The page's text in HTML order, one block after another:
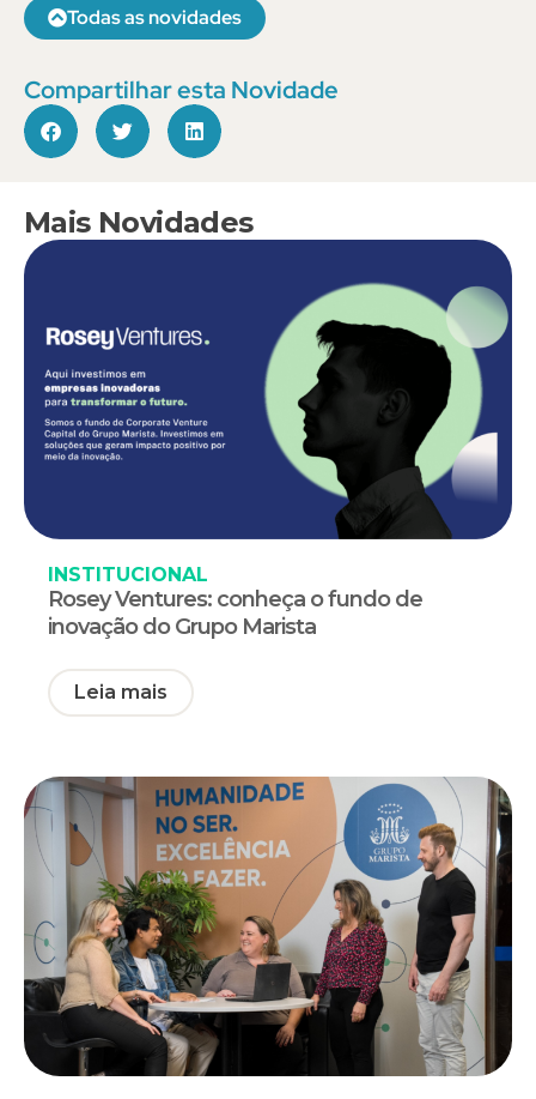
Todas as novidades
Compartilhar esta Novidade
Mais Novidades
INSTITUCIONAL
Rosey Ventures: conheça o fundo de
inovação do Grupo Marista
Leia mais